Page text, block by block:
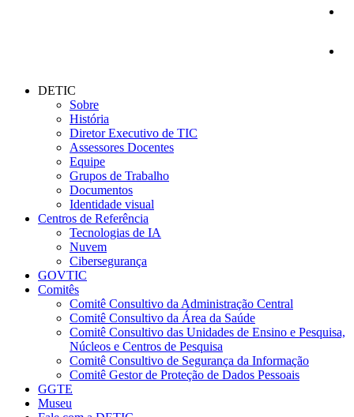
DETIC
Sobre
História
Diretor Executivo de TIC
Assessores Docentes
Equipe
Grupos de Trabalho
Documentos
Identidade visual
Centros de Referência
Tecnologias de IA
Nuvem
Cibersegurança
GOVTIC
Comitês
Comitê Consultivo da Administração Central
Comitê Consultivo da Área da Saúde
Comitê Consultivo das Unidades de Ensino e Pesquisa,
Núcleos e Centros de Pesquisa
Comitê Consultivo de Segurança da Informação
Comitê Gestor de Proteção de Dados Pessoais
GGTE
Museu